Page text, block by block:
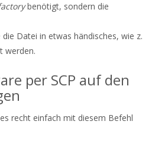
benötigt, sondern die
Datei in etwas händisches, wie z.
werden.
per SCP auf den
recht einfach mit diesem Befehl